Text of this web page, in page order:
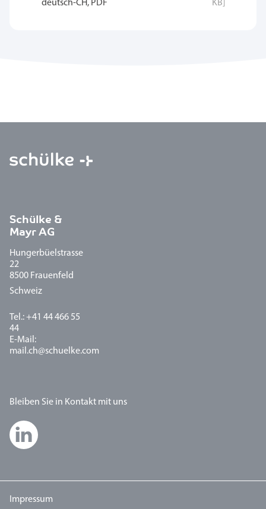
deutsch-CH, PDF KB]
Schülke &
Mayr AG
Hungerbüelstrasse
22
8500 Frauenfeld
Schweiz
Tel.: +41 44 466 55
44
E-Mail:
mail.ch@schuelke.com
Bleiben Sie in Kontakt mit uns
Impressum